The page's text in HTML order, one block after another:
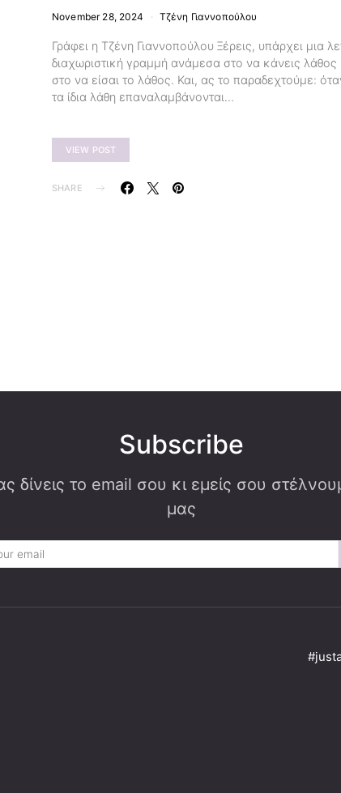
November 28, 2024 Τζένη Γιαννοπούλου
Γράφει η Τζένη Γιαννοπούλου Ξέρεις, υπάρχει μια
διαχωριστική γραμμή ανάμεσα στο να κάνεις λάθος
στο να είσαι το λάθος. Και, ας το παραδεχτούμε:
τα ίδια λάθη επαναλαμβάνονται…
VIEW POST
SHARE
Subscribe
δίνεις το email σου κι εμείς σου
μας